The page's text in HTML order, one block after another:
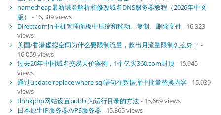
namecheap最新域名解析和修改域名DNS服务器教程（2026年中文
版）
- 16,389 views
Directadmin主机管理面板中压缩和移动、复制、删除文件- 16,323
views
美国/香港虚拟空间为什么要限制流量，超出月流量限制怎么办？ -
16,059 views
过去20年中国域名交易天价案例，1个亿买360.com封顶- 15,945
views
通过update replace where sql语句在数据库中批量替换内容- 15,939
views
thinkphp网站设置public为运行目录的方法- 15,669 views
日本原生IP服务器/VPS服务器 - 15,365 views